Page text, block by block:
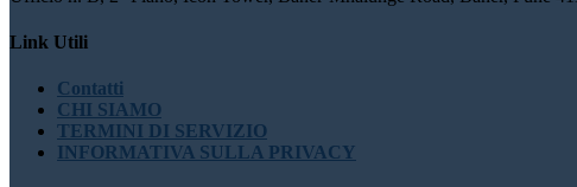
Link Utili
Contatti
CHI SIAMO
TERMINI DI SERVIZIO
INFORMATIVA SULLA PRIVACY